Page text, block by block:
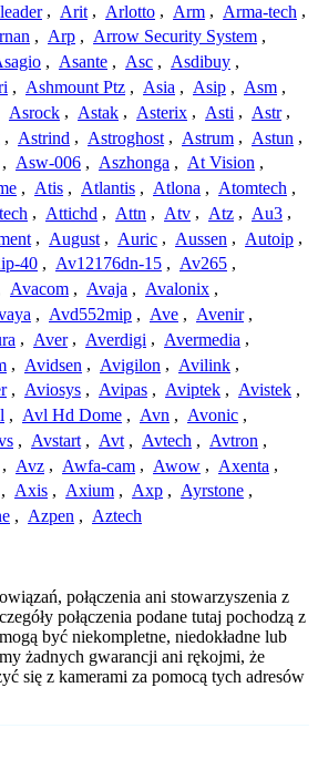
, Arit , Arlotto , Arm , Arma-tech ,
, Arp , Arrow Security System ,
, Asante , Asc , Asdibuy ,
, Ashmount Ptz , Asia , Asip , Asm ,
Asrock , Astak , Asterix , Asti , Astr ,
, Astrind , Astroghost , Astrum , Astun ,
, Asw-006 , Aszhonga , At Vision ,
, Atis , Atlantis , Atlona , Atomtech ,
, Attichd , Attn , Atv , Atz , Au3 ,
, August , Auric , Aussen , Autoip ,
40 , Av12176dn-15 , Av265 ,
Avacom , Avaja , Avalonix ,
, Avd552mip , Ave , Avenir ,
, Aver , Averdigi , Avermedia ,
, Avidsen , Avigilon , Avilink ,
, Aviosys , Avipas , Aviptek , Avistek ,
, Avl Hd Dome , Avn , Avonic ,
, Avstart , Avt , Avtech , Avtron ,
, Avz , Awfa-cam , Awow , Axenta ,
, Axis , Axium , Axp , Ayrstone ,
, Azpen , Aztech
połączenia ani stowarzyszenia z
połączenia podane tutaj pochodzą z
być niekompletne, niedokładne lub
żadnych gwarancji ani rękojmi, że
się z kamerami za pomocą tych adresów